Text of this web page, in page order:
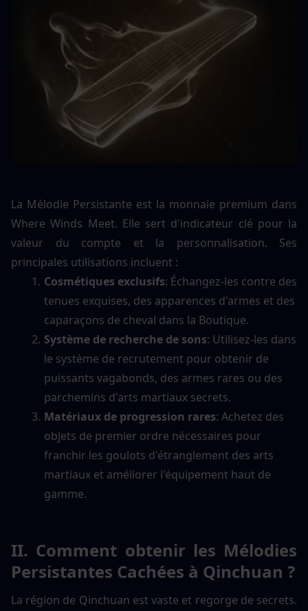
La Mélodie Persistante est la monnaie premium dans
Where Winds Meet. Elle sert d'indicateur clé pour la
valeur du compte et la personnalisation. Ses
principales utilisations incluent :
Cosmétiques exclusifs: Échangez-les contre des
tenues exquises, des apparences d'armes et des
caparaçons de cheval dans la Boutique.
Système de recherche de sons: Utilisez-les dans
le système de recrutement pour obtenir de
puissants vagabonds, des armes rares ou des
parchemins d'arts martiaux secrets.
Matériaux de progression rares: Achetez des
objets de premier ordre nécessaires pour
franchir les goulots d'étranglement des arts
martiaux et améliorer l'équipement haut de
gamme.
II. Comment obtenir les Mélodies
Persistantes Cachées à Qinchuan ?
La région de Qinchuan est vaste et regorge de secrets.